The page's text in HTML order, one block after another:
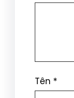
Tên *